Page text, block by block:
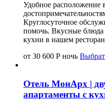
Удобное расположение
Круглосуточное
помочь. Вкусные
кухни в нашем
от 30 600 Р ночь
Отель МонАрх |
апартаменты с